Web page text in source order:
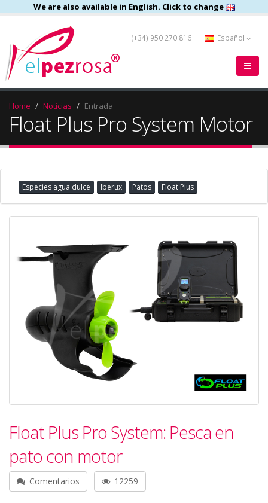
We are also available in English. Click to change
(+34) 950 270 816 Español
Home Noticias Entrada
Float Plus Pro System Motor
Especies agua dulce Iberux Patos Float Plus
Float Plus Pro System: Pesca en
pato con motor
Comentarios 12259